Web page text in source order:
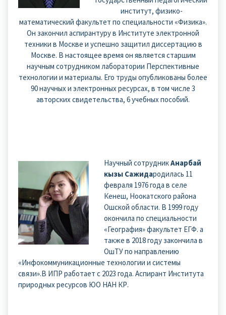
институт, физико-
математический факультет по специальности «Физика».
Он закончил аспирантуру в Институте электронной
техники в Москве и успешно защитил диссертацию в
Москве. В настоящее время он является старшим
научным сотрудником лаборатории Перспективные
технологии и материалы. Его труды опубликованы более
90 научных и электронных ресурсах, в том числе 3
авторских свидетельства, 6 учебных пособий.
Научный сотрудникАнарбай
кызы Сажидародилась 11
февраля 1976 года в селе
Кенеш, Ноокатского района
Ошской области. В 1999 году
окончила по специальности
«География» факультет ЕГФ. а
также в 2018 году закончила в
ОшТУ по направлению
«Инфокоммуникационные технологии и системы
связи».В ИПР работает с 2023 года. Аспирант Института
природных ресурсов ЮО НАН КР.